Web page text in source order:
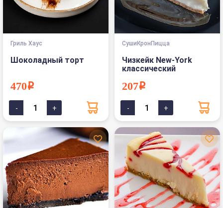
Гриль Хаус
Шоколадный торт
470i
СушиКронПицца
Чизкейк New-York
классический
207i